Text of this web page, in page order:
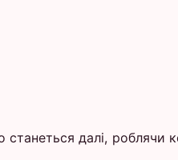
далі, роблячи